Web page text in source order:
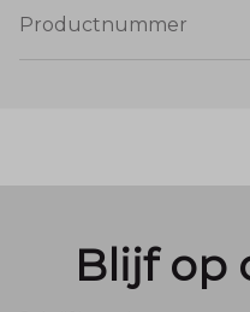
Productnummer
Blijf op